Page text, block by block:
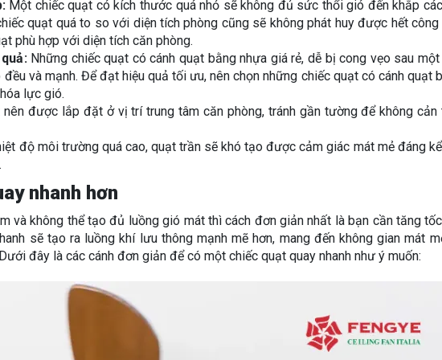
Một chiếc quạt có kích thước quá nhỏ sẽ không đủ sức thổi gió đến khắp
quạt quá to so với diện tích phòng cũng sẽ không phát huy được hết
phù hợp với diện tích căn phòng.
Những chiếc quạt có cánh quạt bằng nhựa giá rẻ, dễ bị cong vẹo sau
và mạnh. Để đạt hiệu quả tối ưu, nên chọn những chiếc quạt có cánh quạt
lực gió.
nên được lắp đặt ở vị trí trung tâm căn phòng, tránh gần tường để không cản
độ môi trường quá cao, quạt trần sẽ khó tạo được cảm giác mát mẻ đáng
nhanh hơn
và không thể tạo đủ luồng gió mát thì cách đơn giản nhất là bạn cần tăng
sẽ tạo ra luồng khí lưu thông mạnh mẽ hơn, mang đến không gian mát
đây là các cánh đơn giản để có một chiếc quạt quay nhanh như ý muốn: